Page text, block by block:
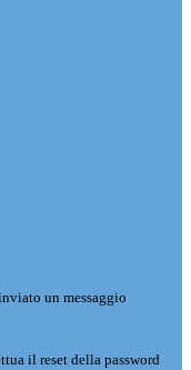
un messaggio
il reset della password